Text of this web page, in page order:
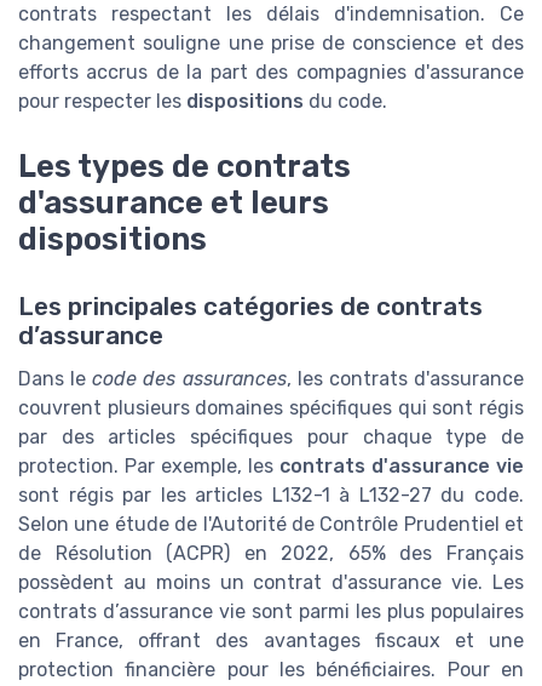
contrats respectant les délais d'indemnisation. Ce
changement souligne une prise de conscience et des
efforts accrus de la part des compagnies d'assurance
pour respecter les dispositions du code.
Les types de contrats
d'assurance et leurs
dispositions
Les principales catégories de contrats
d’assurance
Dans lecode des assurances, les contrats d'assurance
couvrent plusieurs domaines spécifiques qui sont régis
par des articles spécifiques pour chaque type de
protection. Par exemple, les contrats d'assurance vie
sont régis par les articles L132-1 à L132-27 du code.
Selon une étude de l'Autorité de Contrôle Prudentiel et
de Résolution (ACPR) en 2022, 65% des Français
possèdent au moins un contrat d'assurance vie. Les
contrats d’assurance vie sont parmi les plus populaires
en France, offrant des avantages fiscaux et une
protection financière pour les bénéficiaires. Pour en